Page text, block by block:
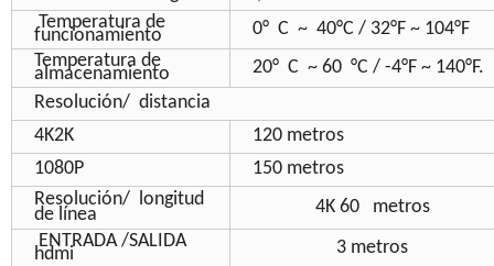
Temperatura de
funcionamiento 0° C ~ 40°C / 32°F ~ 104°F
Temperatura de
almacenamiento 20° C ~ 60 °C / -4°F ~ 140°F.
Resolución/ distancia
4K2K
120metros
1080P
150metros
Resolución/ longitud
de línea 4K 60
metros
ENTRADA /SALIDA
hdmi 3 metros